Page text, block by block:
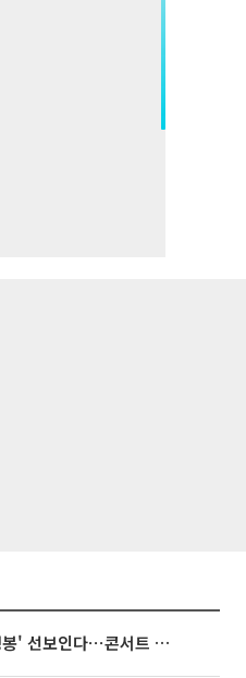
빅뱅, 20주년 기념 '새 뱅봉' 선보인다⋯콘서트 앞두고 팝업 개최